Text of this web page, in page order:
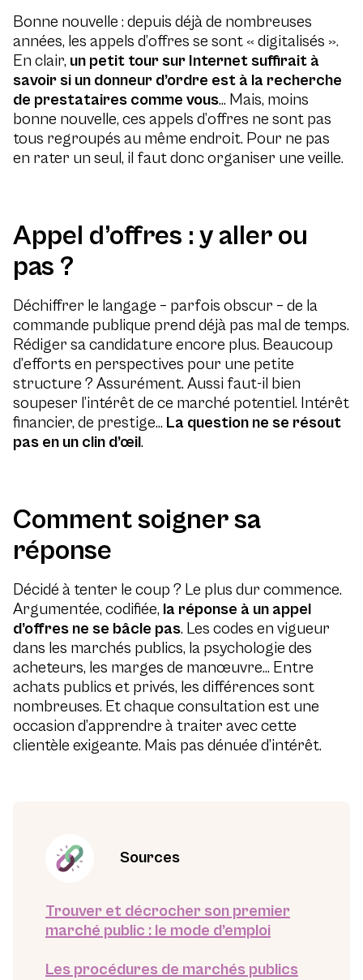
Bonne nouvelle : depuis déjà de nombreuses
années, les appels d’offres se sont « digitalisés ».
En clair, un petit tour sur Internet suffirait à
savoir si un donneur d’ordre est à la recherche
de prestataires comme vous… Mais, moins
bonne nouvelle, ces appels d’offres ne sont pas
tous regroupés au même endroit. Pour ne pas
en rater un seul, il faut donc organiser une veille.
Appel d’offres : y aller ou
pas ?
Déchiffrer le langage – parfois obscur – de la
commande publique prend déjà pas mal de temps.
Rédiger sa candidature encore plus. Beaucoup
d’efforts en perspectives pour une petite
structure ? Assurément. Aussi faut-il bien
soupeser l’intérêt de ce marché potentiel. Intérêt
financier, de prestige… La question ne se résout
pas en un clin d’œil.
Comment soigner sa
réponse
Décidé à tenter le coup ? Le plus dur commence.
Argumentée, codifiée, la réponse à un appel
d’offres ne se bâcle pas. Les codes en vigueur
dans les marchés publics, la psychologie des
acheteurs, les marges de manœuvre… Entre
achats publics et privés, les différences sont
nombreuses. Et chaque consultation est une
occasion d’apprendre à traiter avec cette
clientèle exigeante. Mais pas dénuée d’intérêt.
Sources
Trouver et décrocher son premier
marché public : le mode d’emploi
Les procédures de marchés publics